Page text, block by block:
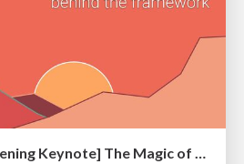
[RailsConf 2023 Opening Keynote] The Magic of Rails